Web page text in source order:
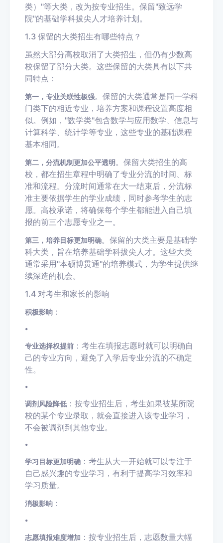
类）"等大类，改为按专业招生。保留"致远学
院"的基础学科拔尖人才培养计划。
1.3 保留的大类招生有哪些特点？
虽然大部分高校取消了大类招生，但仍有少数高
校保留了部分大类。这些保留的大类具有以下共
同特点：
第一，专业关联性极强。保留的大类通常是同一学科
门类下的相近专业，培养方案和课程设置高度相
似。例如，"数学类"包含数学与应用数学、信息与
计算科学、统计学等专业，这些专业的基础课程
基本相同。
第二，分流机制更加公平透明。保留大类招生的高
校，都在招生章程中明确了专业分流的时间、标
准和流程。分流时间通常在大一结束后，分流标
准主要依据学生的学业成绩，同时参考学生的志
愿。高校承诺，将确保每个学生都能进入自己填
报的前三个志愿专业之一。
第三，培养目标更加明确。保留的大类主要是基础学
科大类，旨在培养基础学科拔尖人才。这些大类
通常采用"本硕博贯通"的培养模式，为学生提供继
续深造的机会。
1.4 对考生和家长的影响
积极影响 ：
•
专业选择权提前 ：考生在填报志愿时就可以明确自
己的专业方向，避免了入学后专业分流的不确定
性。
•
调剂风险降低 ：按专业招生后，考生如果被某所院
校的某个专业录取，就会直接进入该专业学习，
不会被调剂到其他专业。
•
学习目标更加明确 ：考生从大一开始就可以专注于
自己感兴趣的专业学习，有利于提高学习效率和
学习质量。
消极影响 ：
•
志愿填报难度增加 ：按专业招生后，志愿数量大幅